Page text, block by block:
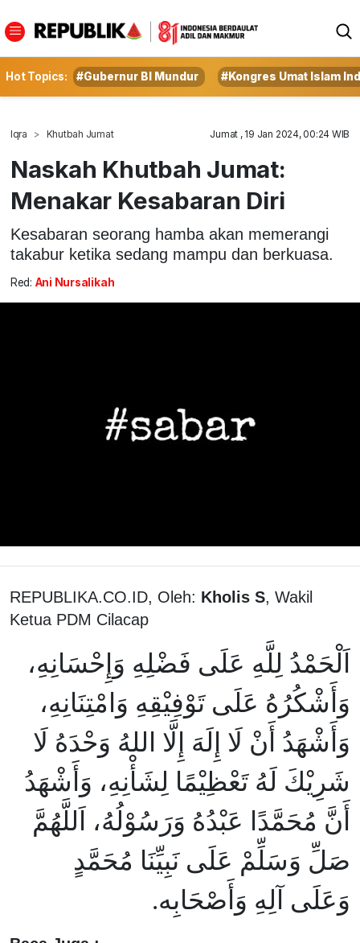
Hot Topics: #Gubernur BI Mundur #Kongres Umat Islam
Iqra Khutbah Jumat Jumat , 19 Jan 2024, 00:24 WIB
Naskah Khutbah Jumat:
Menakar Kesabaran Diri
Kesabaran seorang hamba akan memerangi
takabur ketika sedang mampu dan berkuasa.
Red: Ani Nursalikah
REPUBLIKA.CO.ID, Oleh: Kholis S, Wakil
Ketua PDM Cilacap
اَلْحَمْدُ لِلَّهِ عَلَى فَضْلِهِ وَإِحْسَانِهِ،
وَأَشْكُرُهُ عَلَى تَوْفِيْقِهِ وَامْتِنَانِهِ،
وَأَشْهَدُ أَنْ لَا إِلَهَ إِلَّا اللهُ وَحْدَهُ لَا
شَرِيْكَ لَهُ تَعْظِيْمًا لِشَأْنِهِ، وَأَشْهَدُ
أَنَّ مُحَمَّدًا عَبْدُهُ وَرَسُوْلُهُ، اَللَّهُمَّ
صَلِّ وَسَلِّمْ عَلَى نَبِيِّنَا مُحَمَّدٍ
وَعَلَى آلِهِ وَأَصْحَابِه.